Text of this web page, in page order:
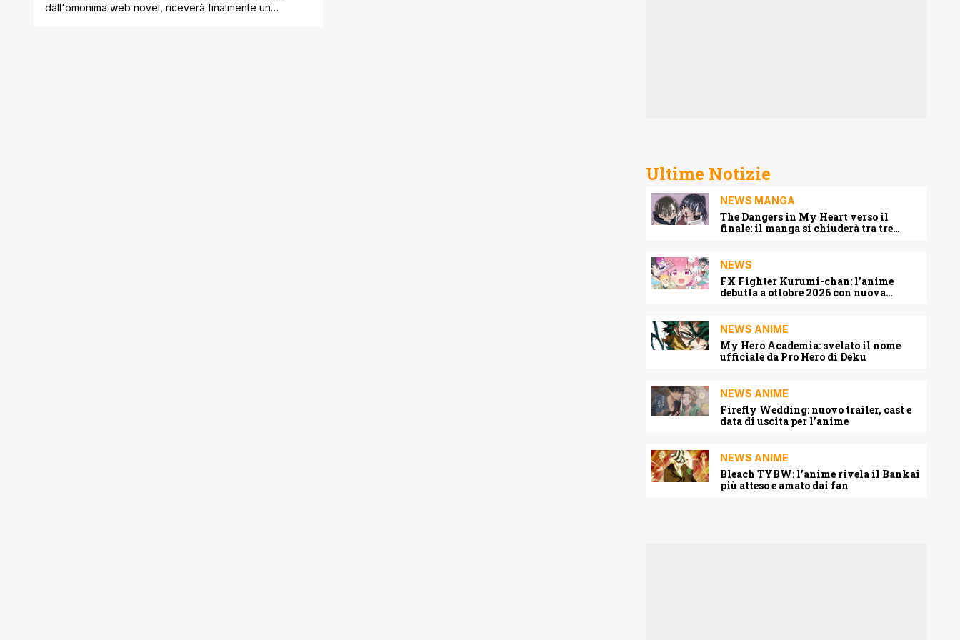
dall'omonima web novel, riceverà finalmente un
Ultime Notizie
NEWS MANGA
The Dangers in My Heart verso il
finale: il manga si chiuderà tra tre
NEWS
FX Fighter Kurumi-chan: l’anime
debutta a ottobre 2026 con nuova
NEWS ANIME
My Hero Academia: svelato il nome
ufficiale da Pro Hero di Deku
NEWS ANIME
Firefly Wedding: nuovo trailer, cast e
data di uscita per l’anime
NEWS ANIME
Bleach TYBW: l’anime rivela il Bankai
più atteso e amato dai fan